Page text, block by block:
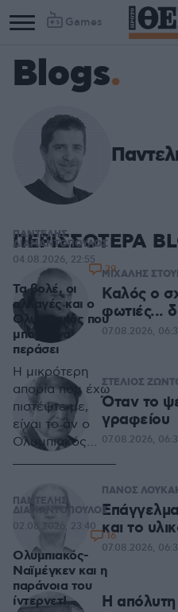
Games
Blogs
ΠΕΡΙΣΣΟΤΕΡΑ
ΜΙΧΑΛΗΣ
Καλός ο
φωτιές...
07.08.2026,
ΣΤΕΛΙΟΣ
Όταν το
γραφείου
07.08.2026,
ΠΑΝΟΣ
και το
07.08.2026,
Η απόλυτη
ΠΑΝΤΕΛΗΣ
ΔΙΑΜΑΝΤΟΠΟΥΛΟΣ
Τα βολέ, οι
αλλαγές και ο
Ολυμπιακός που
μπορεί να
περάσει
Η μικρότερη
απορία που έχω
πιστέψτε με,
είναι το αν ο
Ολυμπιακός
Ναϊμέγκεν
04.08.2026, 22:55
29
ΠΑΝΤΕΛΗΣ
ΔΙΑΜΑΝΤΟΠΟΥΛΟΣ
Ολυμπιακός-
Ναϊμέγκεν και η
παράνοια του
ίντερνετ!
02.08.2026, 23:40
16